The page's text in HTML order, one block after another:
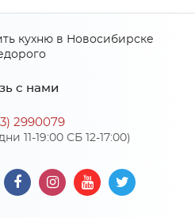
100
Белый
с нами
2990079
11-19:00 СБ 12-17:00)